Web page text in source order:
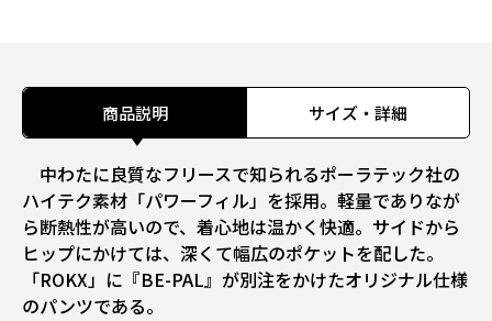
商品説明 サイズ・詳細
中わたに良質なフリースで知られるポーラテック社の
ハイテク素材「パワーフィル」を採用。軽量でありなが
ら断熱性が高いので、着心地は温かく快適。サイドから
ヒップにかけては、深くて幅広のポケットを配した。
「ROKX」に『BE-PAL』が別注をかけたオリジナル仕様
のパンツである。